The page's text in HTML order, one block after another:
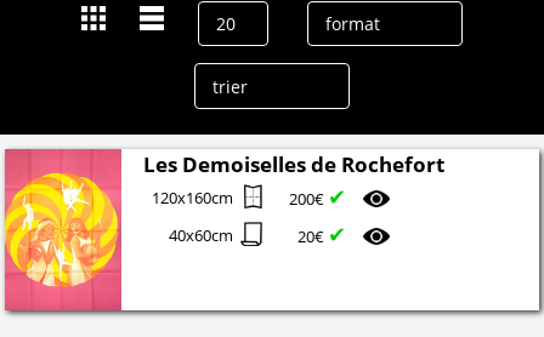
Les Demoiselles de Rochefort
120x160cm 200€ ✔
40x60cm 20€ ✔